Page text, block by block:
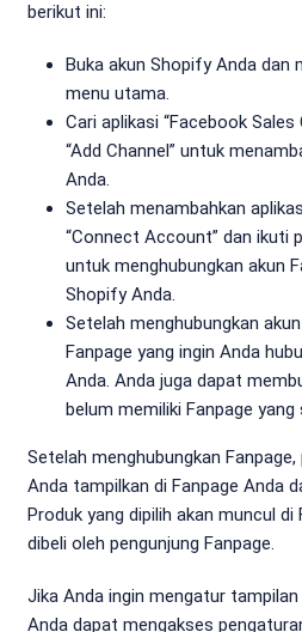
berikut ini:
Buka akun Shopify Anda dan
menu utama.
Cari aplikasi “Facebook
“Add Channel” untuk
Anda.
Setelah menambahkan
“Connect Account” dan ikuti
untuk menghubungkan akun
Shopify Anda.
Setelah menghubungkan
Fanpage yang ingin Anda
Anda. Anda juga dapat
belum memiliki Fanpage yang
Setelah menghubungkan
Anda tampilkan di Fanpage Anda
Produk yang dipilih akan muncul di
dibeli oleh pengunjung Fanpage.
Jika Anda ingin mengatur
Anda dapat mengakses